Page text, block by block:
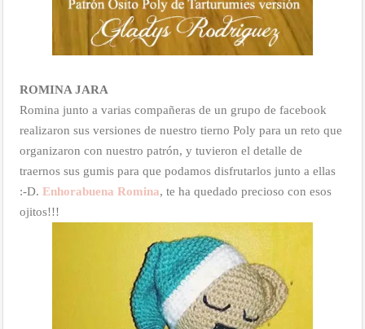
ROMINA JARA
Romina junto a varias compañeras de un grupo de facebook
realizaron sus versiones de nuestro tierno Poly para un reto que
organizaron con nuestro patrón, y tuvieron el detalle de
traernos sus gumis para que podamos disfrutarlos junto a ellas
:-D. Enhorabuena Romina, te ha quedado precioso con esos
ojitos!!!